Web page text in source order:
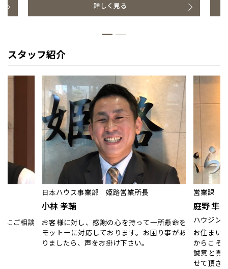
詳しく見る
スタッフ紹介
にご相談
日本ハウス事業部 姫路営業所長
小林 孝輔
お客様に対し、感謝の心を持って一所懸命を
モットーに対応しております。お困り事があ
りましたら、声をお掛け下さい。
営業課
庭野 隼也
ハウジン
お住まい
からこそ
誠意と真
せて頂き